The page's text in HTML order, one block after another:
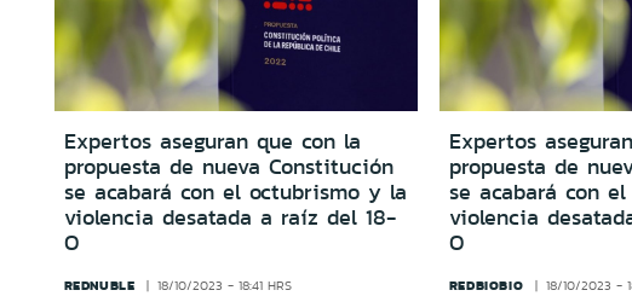
Expertos aseguran que con la
propuesta de nueva Constitución
se acabará con el octubrismo y la
violencia desatada a raíz del 18-
O
REDNUBLE 18/10/2023 - 18:41 HRS
Expertos
propuesta de
se acabará con
violencia
O
REDBIOBIO 18/10/2023 -